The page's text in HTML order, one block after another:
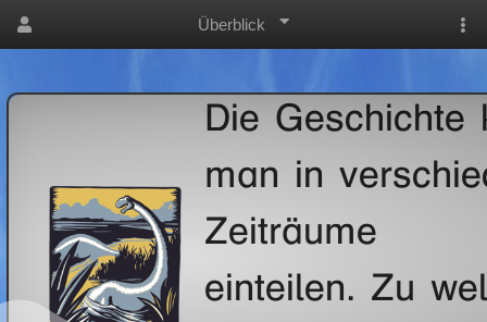
Überblick
Die Geschichte
man in
Zeiträume
einteilen. Zu